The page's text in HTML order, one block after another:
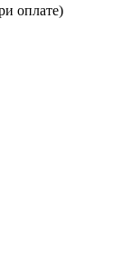
оплате)